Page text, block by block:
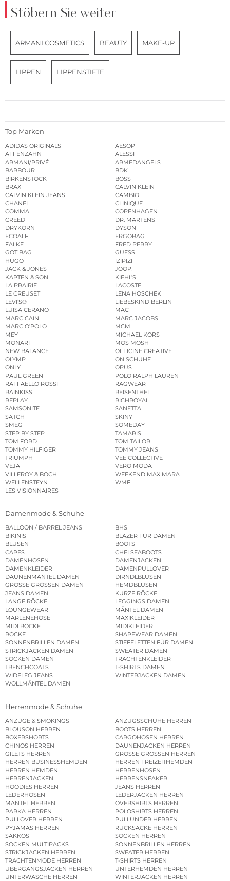
Stöbern Sie weiter
ARMANI COSMETICS BEAUTY MAKE-UP
LIPPEN LIPPENSTIFTE
Top Marken
ADIDAS ORIGINALS
AESOP
AFFENZAHN
ALESSI
ARMANI/PRIVÉ
ARMEDANGELS
BARBOUR
BDK
BIRKENSTOCK
BOSS
BRAX
CALVIN KLEIN
CALVIN KLEIN JEANS
CAMBIO
CHANEL
CLINIQUE
COMMA
COPENHAGEN
CREED
DR. MARTENS
DRYKORN
DYSON
ECOALF
ERGOBAG
FALKE
FRED PERRY
GOT BAG
GUESS
HUGO
IZIPIZI
JACK & JONES
JOOP!
KAPTEN & SON
KIEHL’S
LA PRAIRIE
LACOSTE
LE CREUSET
LENA HOSCHEK
LEVI’S®
LIEBESKIND BERLIN
LUISA CERANO
MAC
MARC CAIN
MARC JACOBS
MARC O’POLO
MCM
MEY
MICHAEL KORS
MONARI
MOS MOSH
NEW BALANCE
OFFICINE CREATIVE
OLYMP
ON SCHUHE
ONLY
OPUS
PAUL GREEN
POLO RALPH LAUREN
RAFFAELLO ROSSI
RAGWEAR
RAINKISS
REISENTHEL
REPLAY
RICHROYAL
SAMSONITE
SANETTA
SATCH
SKINY
SMEG
SOMEDAY
STEP BY STEP
TAMARIS
TOM FORD
TOM TAILOR
TOMMY HILFIGER
TOMMY JEANS
TRIUMPH
VEE COLLECTIVE
VEJA
VERO MODA
VILLEROY & BOCH
WEEKEND MAX MARA
WELLENSTEYN
WMF
LES VISIONNAIRES
Damenmode & Schuhe
BALLOON / BARREL JEANS
BHS
BIKINIS
BLAZER FÜR DAMEN
BLUSEN
BOOTS
CAPES
CHELSEABOOTS
DAMENHOSEN
DAMENJACKEN
DAMENKLEIDER
DAMENPULLOVER
DAUNENMÄNTEL DAMEN
DIRNDLBLUSEN
GROSSE GRÖSSEN DAMEN
HEMDBLUSEN
JEANS DAMEN
KURZE RÖCKE
LANGE RÖCKE
LEGGINGS DAMEN
LOUNGEWEAR
MÄNTEL DAMEN
MARLENEHOSE
MAXIKLEIDER
MIDI RÖCKE
MIDIKLEIDER
RÖCKE
SHAPEWEAR DAMEN
SONNENBRILLEN DAMEN
STIEFELETTEN FÜR DAMEN
STRICKJACKEN DAMEN
SWEATER DAMEN
SOCKEN DAMEN
TRACHTENKLEIDER
TRENCHCOATS
T-SHIRTS DAMEN
WIDELEG JEANS
WINTERJACKEN DAMEN
WOLLMÄNTEL DAMEN
Herrenmode & Schuhe
ANZÜGE & SMOKINGS
ANZUGSSCHUHE HERREN
BLOUSON HERREN
BOOTS HERREN
BOXERSHORTS
CARGOHOSEN HERREN
CHINOS HERREN
DAUNENJACKEN HERREN
GILETS HERREN
GROSSE GRÖSSEN HERREN
HERREN BUSINESSHEMDEN
HERREN FREIZEITHEMDEN
HERREN HEMDEN
HERRENHOSEN
HERRENJACKEN
HERRENSNEAKER
HOODIES HERREN
JEANS HERREN
LEDERHOSEN
LEDERJACKEN HERREN
MÄNTEL HERREN
OVERSHIRTS HERREN
PARKA HERREN
POLOSHIRTS HERREN
PULLOVER HERREN
PULLUNDER HERREN
PYJAMAS HERREN
RUCKSÄCKE HERREN
SAKKOS
SOCKEN HERREN
SOCKEN MULTIPACKS
SONNENBRILLEN HERREN
STRICKJACKEN HERREN
SWEATER HERREN
TRACHTENMODE HERREN
T-SHIRTS HERREN
ÜBERGANGSJACKEN HERREN
UNTERHEMDEN HERREN
UNTERWÄSCHE HERREN
WINTERJACKEN HERREN